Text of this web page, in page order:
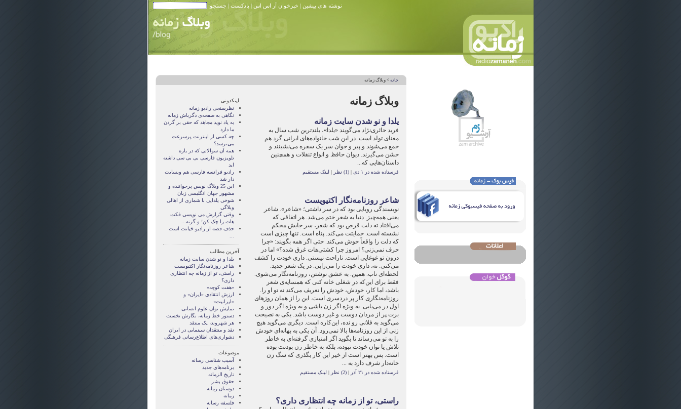
نوشته های پیشین | خبرخوان آر اس اس | پادکست | جستجو:
خانه > وبلاگ زمانه
وبلاگ زمانه
یلدا و نو شدن سایت زمانه
فرید حائری‌نژاد می‌گویند «یلدا»، بلندترین شب سال به
معنای تولد است. در این شب خانواده‌های ایرانی گرد هم
جمع می‌شوند و پیر و جوان سر یک سفره‌ می‌نشینند و
جشن می‌گیرند. دیوان حافظ و انواع تنقلات و همچنین
داستان‌هایی که...
فرستاده شده در ۱ دی |(1) نظر | لینک مستقیم
شاعر روزنامه‌نگار اکتیویست
نویسندگی رویایی بود که در سر داشتی؛ «شاعر». شاعر
یعنی همه‌چیز. دنیا به شعر ختم می‌شد. هر اتفاقی که
می‌افتاد ته دلت قرص بود که شعر، سر جایش محکم
نشسته است. حمایتت می‌کند. پناه است. تنها چیزی است
که دلت را واقعاً خوش می‌کند. حتی اگر همه بگویند: «چرا
حرف نمی‌زنی؟ امروز چرا کشتی‌هات غرق شده؟» اما در
درون تو غوغایی است. ناراحت نیستی. داری خودت را کشف
می‌کنی. نه، داری خودت را می‌زایی. در یک شعر جدید.
لحظه‌ای ناب. همین. به عشق نوشتن، روزنامه‌نگار می‌شوی.
فقط برای این‌که در شغلی خانه کنی که همسایه‌ی شعر
باشد، اما کار، خودش، خودش را تعریف می‌کند نه تو او را.
روزنامه‌نگاری کار پر دردسری است. این را از همان روزهای
اول در می‌یابی. به ویژه اگر زن باشی و به ویژه اگر دور و
برت پر از مردان دوست و غیر دوست باشد. یکی به نصیحت
می‌گوید به فلانی رو نده، این‌کاره است. دیگری می‌گوید هیچ
زنی از این روزنامه‌ها بالا نمی‌رود. آن یکی به بهانه‌ای خودش
را به تو می‌رساند تا بگوید اگر امتیازی گرفته‌ای به خاطر
تلاش یا توان خودت نبوده، بلکه به خاطر زن بودنت بوده
است. پس بهتر است از خیر این کار بگذری که سگ زن
خانه‌دار شرف دارد به ...
فرستاده شده در ۲۱ آذر |(2) نظر | لینک مستقیم
راستی، تو از زمانه چه انتظاری داری؟
لینکدونی
نظرسنجی رادیو زمانه
نگاهی به صفحه‌ی دگرباش زمانه
به یاد نوید مجاهد که حقی بر گردن
ما دارد
چه کسی از اینترنت پرسرعت
می‌ترسد؟
همه آن سوالاتی که در باره
تلویزیون فارسی بی بی سی داشته
اید
رادیو فرانسه فارسی هم وبسایت
دار شد
این 25 وبلاگ نویس پرخواننده و
مشهور جهان انگلیسی زبان
شوخی یلدایی با شماری از اهالی
وبلاگی
وقتی گزارش می نویسی فکت
هات را چک کن! و گرنه...
حذف قصه از راديو خيانت است
آخرین مطالب
یلدا و نو شدن سایت زمانه
شاعر روزنامه‌نگار اکتیویست
راستی، تو از زمانه چه انتظاری
داری؟
«هفت کوچه»
ارزش انتقادی «ایران» و
«ایرانیت»
نمایش توان علوم انسانی
دستور خط زمانه، نگارش نخست
هر شهروند، یک منتقد
نقد و منتقدان سینمایی در ایران
دشواری‌های اطلاع‌رسانی فرهنگی
موضوعات
آسیب شناسی رسانه
برنامه‌های جدید
تاريخ الزمانه
حقوق بشر
دوستان زمانه
زمانه
فلسفه رسانه